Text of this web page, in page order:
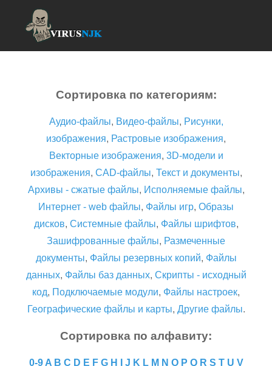
Сортировка по категориям:
Аудио-файлы, Видео-файлы, Рисунки,
изображения, Растровые изображения,
Векторные изображения, 3D-модели и
изображения, CAD-файлы, Текст и документы,
Архивы - сжатые файлы, Исполняемые файлы,
Интернет - web файлы, Файлы игр, Образы
дисков, Системные файлы, Файлы шрифтов,
Зашифрованные файлы, Размеченные
документы, Файлы резервных копий, Файлы
данных, Файлы баз данных, Скрипты - исходный
код, Подключаемые модули, Файлы настроек,
Географические файлы и карты, Другие файлы.
Сортировка по алфавиту:
0-9 A B C D E F G H J K L M N O P Q R S T U V